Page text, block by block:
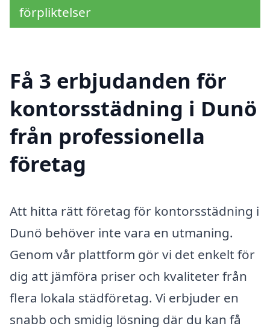
förpliktelser
Få 3 erbjudanden för
kontorsstädning i Dunö
från professionella
företag
Att hitta rätt företag för kontorsstädning i
Dunö behöver inte vara en utmaning.
Genom vår plattform gör vi det enkelt för
dig att jämföra priser och kvaliteter från
flera lokala städföretag. Vi erbjuder en
snabb och smidig lösning där du kan få